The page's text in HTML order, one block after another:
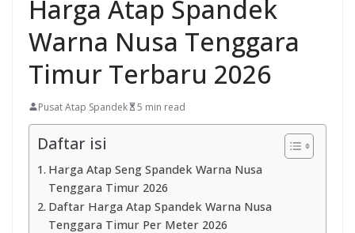
Harga Atap Spandek
Warna Nusa Tenggara
Timur Terbaru 2026
Pusat Atap Spandek 5 min read
Daftar isi
Harga Atap Seng Spandek Warna Nusa
Tenggara Timur 2026
Daftar Harga Atap Spandek Warna Nusa
Tenggara Timur Per Meter 2026